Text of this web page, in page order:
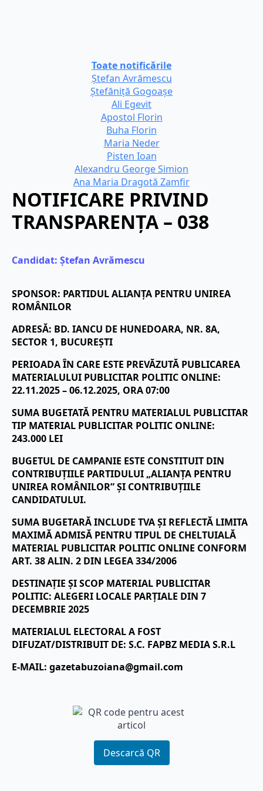
Toate notificările
Ștefan Avrămescu
Ștefăniță Gogoașe
Ali Egevit
Apostol Florin
Buha Florin
Maria Neder
Pisten Ioan
Alexandru George Simion
Ana Maria Dragotă Zamfir
NOTIFICARE PRIVIND
TRANSPARENȚA – 038
Candidat: Ștefan Avrămescu
SPONSOR: PARTIDUL ALIANȚA PENTRU UNIREA
ROMÂNILOR
ADRESĂ: BD. IANCU DE HUNEDOARA, NR. 8A,
SECTOR 1, BUCUREȘTI
PERIOADA ÎN CARE ESTE PREVĂZUTĂ PUBLICAREA
MATERIALULUI PUBLICITAR POLITIC ONLINE:
22.11.2025 – 06.12.2025, ORA 07:00
SUMA BUGETATĂ PENTRU MATERIALUL PUBLICITAR
TIP MATERIAL PUBLICITAR POLITIC ONLINE:
243.000 LEI
BUGETUL DE CAMPANIE ESTE CONSTITUIT DIN
CONTRIBUȚIILE PARTIDULUI „ALIANȚA PENTRU
UNIREA ROMÂNILOR” ȘI CONTRIBUȚIILE
CANDIDATULUI.
SUMA BUGETARĂ INCLUDE TVA ȘI REFLECTĂ LIMITA
MAXIMĂ ADMISĂ PENTRU TIPUL DE CHELTUIALĂ
MATERIAL PUBLICITAR POLITIC ONLINE CONFORM
ART. 38 ALIN. 2 DIN LEGEA 334/2006
DESTINAȚIE ȘI SCOP MATERIAL PUBLICITAR
POLITIC: ALEGERI LOCALE PARȚIALE DIN 7
DECEMBRIE 2025
MATERIALUL ELECTORAL A FOST
DIFUZAT/DISTRIBUIT DE: S.C. FAPBZ MEDIA S.R.L
E-MAIL: gazetabuzoiana@gmail.com
Descarcă QR